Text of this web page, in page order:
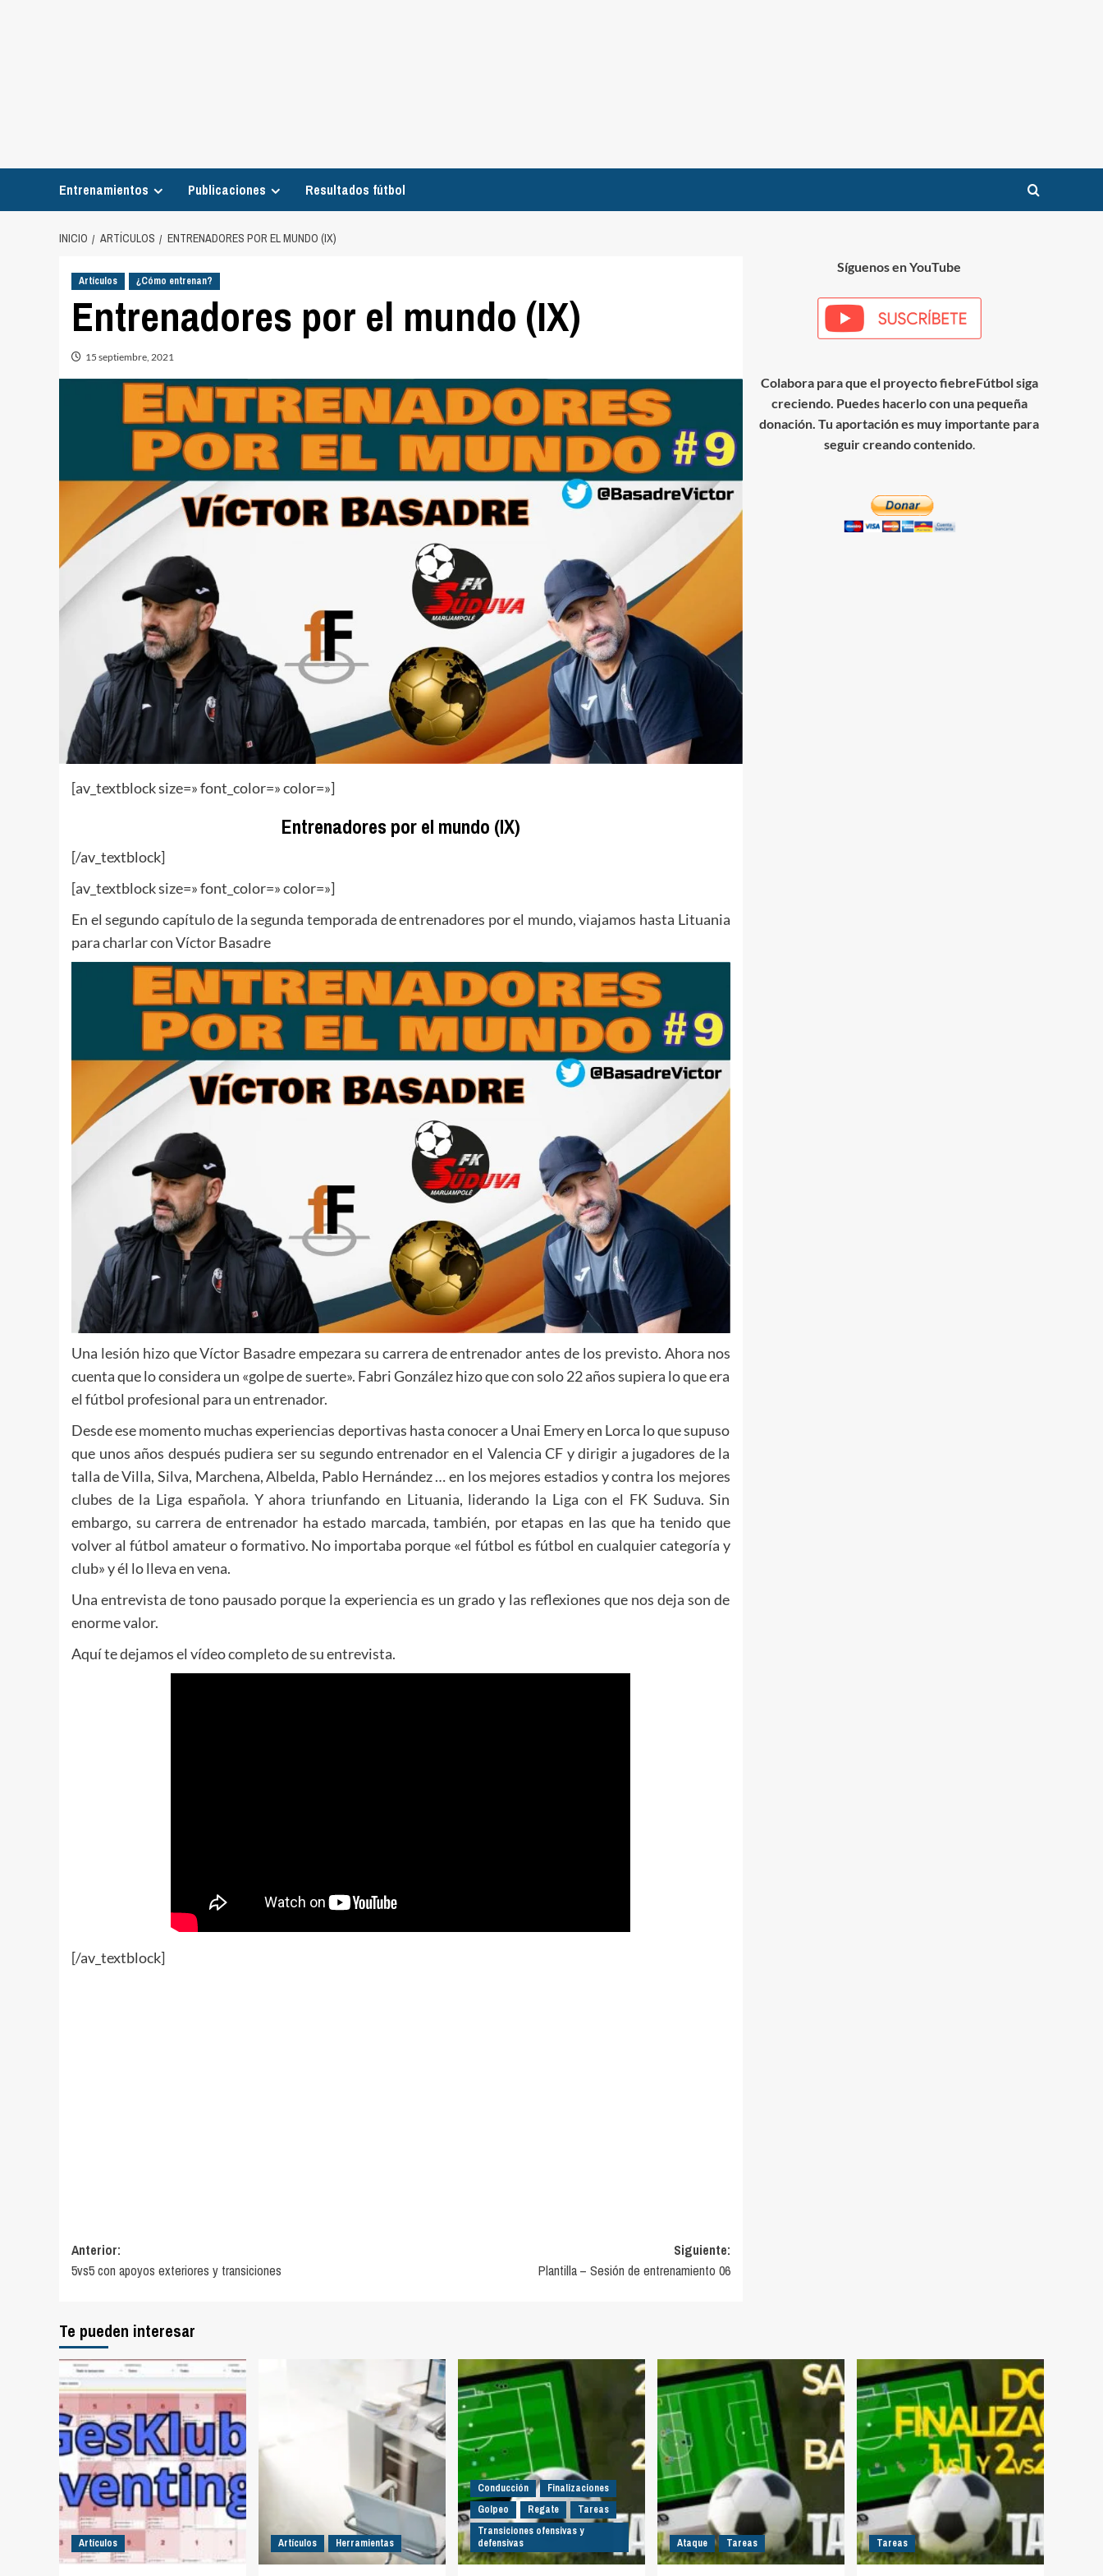
Entrenamientos Publicaciones Resultados fútbol
INICIO ARTÍCULOS ENTRENADORES POR EL MUNDO (IX)
Artículos ¿Cómo entrenan?
Entrenadores por el mundo (IX)
15 septiembre, 2021
[av_textblock size=» font_color=» color=»]
Entrenadores por el mundo (IX)
[/av_textblock]
[av_textblock size=» font_color=» color=»]
En el segundo capítulo de la segunda temporada de entrenadores por el mundo, viajamos hasta Lituania
para charlar con Víctor Basadre
Una lesión hizo que Víctor Basadre empezara su carrera de entrenador antes de los previsto. Ahora nos
cuenta que lo considera un «golpe de suerte». Fabri González hizo que con solo 22 años supiera lo que era
el fútbol profesional para un entrenador.
Desde ese momento muchas experiencias deportivas hasta conocer a Unai Emery en Lorca lo que supuso
que unos años después pudiera ser su segundo entrenador en el Valencia CF y dirigir a jugadores de la
talla de Villa, Silva, Marchena, Albelda, Pablo Hernández … en los mejores estadios y contra los mejores
clubes de la Liga española. Y ahora triunfando en Lituania, liderando la Liga con el FK Suduva. Sin
embargo, su carrera de entrenador ha estado marcada, también, por etapas en las que ha tenido que
volver al fútbol amateur o formativo. No importaba porque «el fútbol es fútbol en cualquier categoría y
club» y él lo lleva en vena.
Una entrevista de tono pausado porque la experiencia es un grado y las reflexiones que nos deja son de
enorme valor.
Aquí te dejamos el vídeo completo de su entrevista.
[/av_textblock]
Navegación
de
Anterior:
5vs5 con apoyos exteriores y transiciones
Siguiente:
Plantilla – Sesión de entrenamiento 06
Síguenos en YouTube
Colabora para que el proyecto fiebreFútbol siga
creciendo. Puedes hacerlo con una pequeña
donación. Tu aportación es muy importante para
seguir creando contenido.
Te pueden interesar
Artículos Artículos Herramientas
Conducción
Finalizaciones
Golpeo
Regate
Tareas
Transiciones ofensivas y
defensivas
Ataque Tareas Tareas